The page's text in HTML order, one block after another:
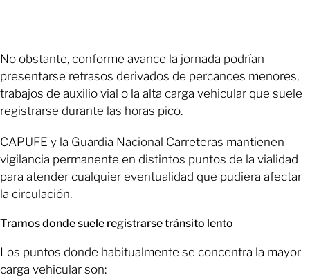
No obstante, conforme avance la jornada podrían
presentarse retrasos derivados de percances menores,
trabajos de auxilio vial o la alta carga vehicular que suele
registrarse durante las horas pico.
CAPUFE y la Guardia Nacional Carreteras mantienen
vigilancia permanente en distintos puntos de la vialidad
para atender cualquier eventualidad que pudiera afectar
la circulación.
Tramos donde suele registrarse tránsito lento
Los puntos donde habitualmente se concentra la mayor
carga vehicular son: